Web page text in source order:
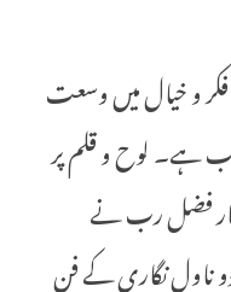
فکر و خیال میں وسعت
ہے۔ لوح و قلم پر
نگار فضل رب نے
ناول نگاری کے فن